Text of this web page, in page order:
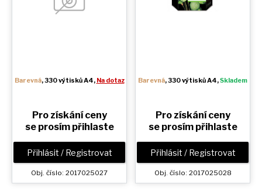
Barevná, 330 výtisků A4, Na dotaz
Pro získání ceny
se prosím přihlaste
Přihlásit / Registrovat
Obj. číslo: 2017025027
Barevná, 330 výtisků A4,Skladem
Pro získání ceny
se prosím přihlaste
Přihlásit / Registrovat
Obj. číslo: 2017025028